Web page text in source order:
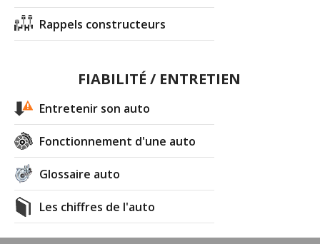
Rappels constructeurs
FIABILITÉ / ENTRETIEN
Entretenir son auto
Fonctionnement d'une auto
Glossaire auto
Les chiffres de l'auto